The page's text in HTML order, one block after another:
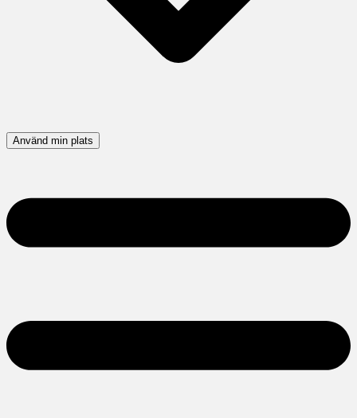
Använd min plats